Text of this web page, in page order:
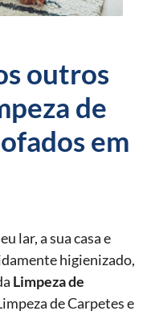
outros
de
em
lar, a sua casa e
higienizado,
Limpeza de
de Carpetes e